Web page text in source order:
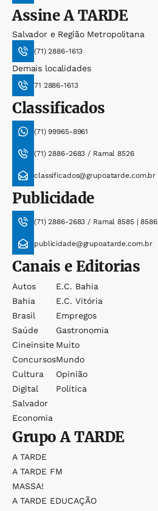
AssineA TARDE
Salvador e Região Metropolitana
(71) 2886-1613
Demais localidades
71 2886-1613
Classificados
(71) 99965-8961
(71) 2886-2683 / Ramal 8526
classificados@grupoatarde.com.br
Publicidade
(71) 2886-2683 / Ramal 8585 | 8586
publicidade@grupoatarde.com.br
Canais e Editorias
Autos
Bahia
Brasil
Saúde
Cineinsite
Concursos
Cultura
Digital
Salvador
Economia
E.c. Bahia
E.c. Vitória
Empregos
Gastronomia
Muito
Mundo
Opinião
Política
GrupoA TARDE
A TARDE
A TARDE FM
MASSA!
A TARDE EDUCAÇÃO